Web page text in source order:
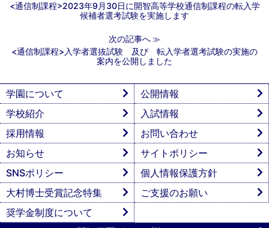
<通信制課程>2023年9月30日に開智高等学校通信制課程の転入学
候補者選考試験を実施します
次の記事へ≫
<通信制課程>入学者選抜試験 及び 転入学者選考試験の実施の
案内を公開しました
学園について
公開情報
学校紹介
入試情報
採用情報
お問い合わせ
お知らせ
サイトポリシー
SNSポリシー
個人情報保護方針
大村博士受賞記念特集
ご支援のお願い
奨学金制度について